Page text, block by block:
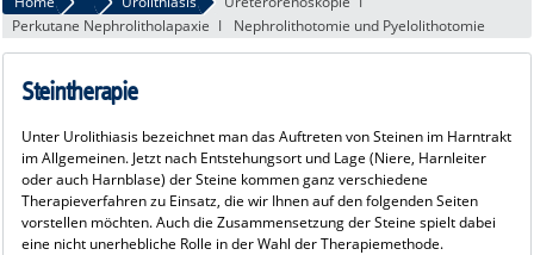
Perkutane Nephrolitholapaxie
Nephrolithotomie und Pyelolithotomie
Steintherapie
Unter Urolithiasis bezeichnet man das Auftreten von Steinen im Harntrakt
im Allgemeinen. Jetzt nach Entstehungsort und Lage (Niere, Harnleiter
oder auch Harnblase) der Steine kommen ganz verschiedene
Therapieverfahren zu Einsatz, die wir Ihnen auf den folgenden Seiten
vorstellen möchten. Auch die Zusammensetzung der Steine spielt dabei
eine nicht unerhebliche Rolle in der Wahl der Therapiemethode.